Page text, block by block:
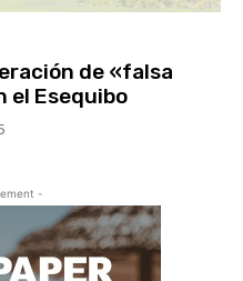
de «falsa
el Esequibo
-